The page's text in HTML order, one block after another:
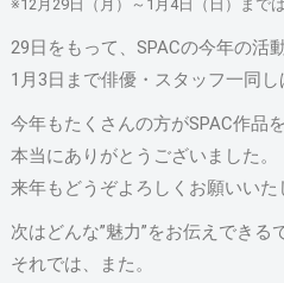
※12月29日（月）～1月4日（日）まで
29日をもって、SPACの今年の活
1月3日まで俳優・スタッフ一同し
今年もたくさんの方がSPAC作品
本当にありがとうございました。
来年もどうぞよろしくお願いいた
次はどんな”魅力”をお伝えできる
それでは、また。